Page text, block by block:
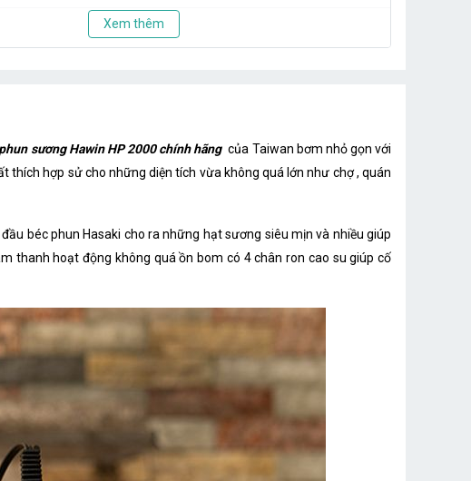
Xem thêm
sương Hawin HP 2000 chính hãng của Taiwan bơm nhỏ gọn với
hợp sử cho những diện tích vừa không quá lớn như chợ , quán
béc phun Hasaki cho ra những hạt sương siêu mịn và nhiều giúp
thanh hoạt động không quá ồn bom có 4 chân ron cao su giúp cố